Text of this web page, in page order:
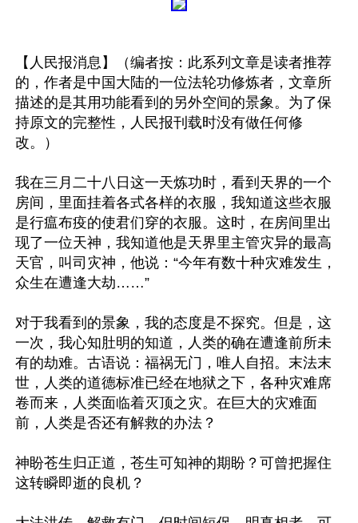
【人民报消息】（编者按：此系列文章是读者推荐
的，作者是中国大陆的一位法轮功修炼者，文章所
描述的是其用功能看到的另外空间的景象。为了保
持原文的完整性，人民报刊载时没有做任何修
改。）
我在三月二十八日这一天炼功时，看到天界的一个
房间，里面挂着各式各样的衣服，我知道这些衣服
是行瘟布疫的使君们穿的衣服。这时，在房间里出
现了一位天神，我知道他是天界里主管灾异的最高
天官，叫司灾神，他说：“今年有数十种灾难发生，
众生在遭逢大劫……”
对于我看到的景象，我的态度是不探究。但是，这
一次，我心知肚明的知道，人类的确在遭逢前所未
有的劫难。古语说：福祸无门，唯人自招。末法末
世，人类的道德标准已经在地狱之下，各种灾难席
卷而来，人类面临着灭顶之灾。在巨大的灾难面
前，人类是否还有解救的办法？
神盼苍生归正道，苍生可知神的期盼？可曾把握住
这转瞬即逝的良机？